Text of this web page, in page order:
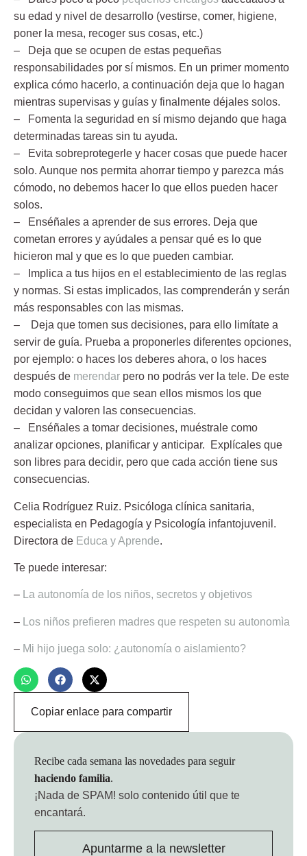
su edad y nivel de desarrollo (vestirse, comer, higiene,
poner la mesa, recoger sus cosas, etc.)
– Deja que se ocupen de estas pequeñas
responsabilidades por sí mismos. En un primer momento
explica cómo hacerlo, a continuación deja que lo hagan
mientras supervisas y guías y finalmente déjales solos.
– Fomenta la seguridad en sí mismo dejando que haga
determinadas tareas sin tu ayuda.
– Evita sobreprotegerle y hacer cosas que puede hacer
solo. Aunque nos permita ahorrar tiempo y parezca más
cómodo, no debemos hacer lo que ellos pueden hacer
solos.
– Enséñales a aprender de sus errores. Deja que
cometan errores y ayúdales a pensar qué es lo que
hicieron mal y que es lo que pueden cambiar.
– Implica a tus hijos en el establecimiento de las reglas
y normas. Si estas implicados, las comprenderán y serán
más responsables con las mismas.
– Deja que tomen sus decisiones, para ello limítate a
servir de guía. Prueba a proponerles diferentes opciones,
por ejemplo: o haces los deberes ahora, o los haces
después de merendar pero no podrás ver la tele. De este
modo conseguimos que sean ellos mismos los que
decidan y valoren las consecuencias.
– Enséñales a tomar decisiones, muéstrale como
analizar opciones, planificar y anticipar. Explícales que
son libres para decidir, pero que cada acción tiene sus
consecuencias.
Celia Rodríguez Ruiz. Psicóloga clínica sanitaria,
especialista en Pedagogía y Psicología infantojuvenil.
Directora de Educa y Aprende.
Te puede interesar:
– La autonomía de los niños, secretos y objetivos
– Los niños prefieren madres que respeten su autonomìa
– Mi hijo juega solo: ¿autonomía o aislamiento?
Copiar enlace para compartir
Recibe cada semana las novedades para seguir
haciendo familia.
¡Nada de SPAM! solo contenido útil que te
encantará.
Apuntarme a la newsletter